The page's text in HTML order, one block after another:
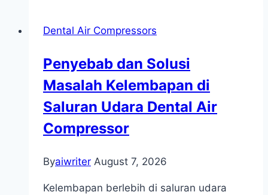
Dental Air Compressors
Penyebab dan Solusi
Masalah Kelembapan di
Saluran Udara Dental Air
Compressor
Byaiwriter August 7, 2026
Kelembapan berlebih di saluran udara